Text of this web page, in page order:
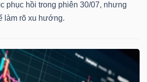
phục hồi trong phiên 30/07, nhưng
làm rõ xu hướng.